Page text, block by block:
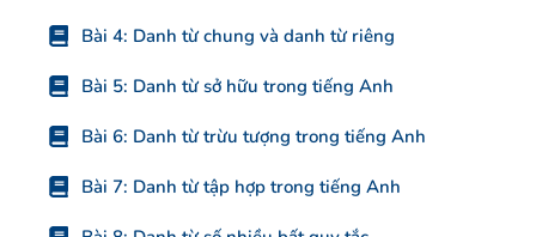
Bài 4: Danh từ chung và danh từ riêng
Bài 5: Danh từ sở hữu trong tiếng Anh
Bài 6: Danh từ trừu tượng trong tiếng Anh
Bài 7: Danh từ tập hợp trong tiếng Anh